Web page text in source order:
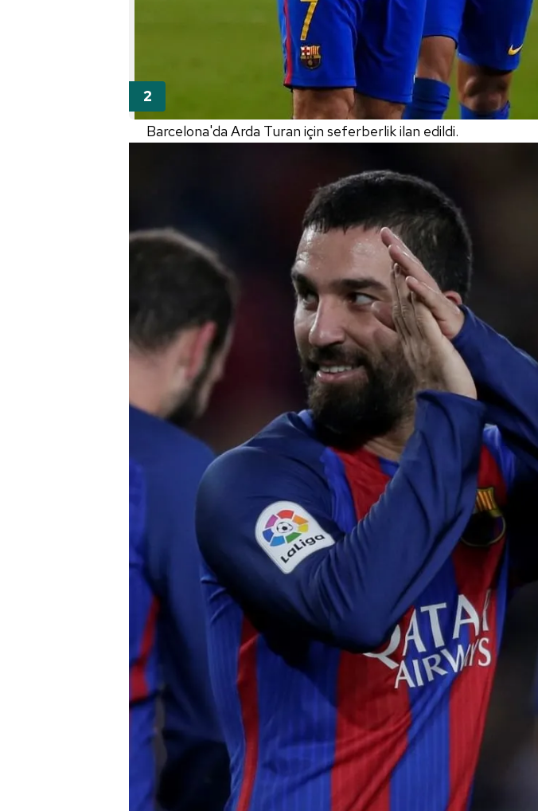
Çerezlere ilişkin tercihlerinizi aşağıda yer alan panel
butonuna tıklayabilir,Çerez Bilgilendirme Metnimizi ziyaret
6698 sayılı Kişisel Verilerin Korunması Kanunu uyarınca
mevzuata uygun olarak kullanılan çerezlerle ilgili bilgi almak
Barcelona'da Arda Turan için seferberlik ilan edildi.